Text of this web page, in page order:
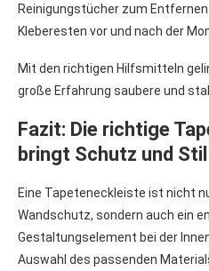
Reinigungstücher zum
Kleberesten vor und nach der
Mit den richtigen Hilfsmitteln
große Erfahrung saubere und
Fazit: Die richtige
bringt Schutz und
Eine Tapeteneckleiste ist nicht
Wandschutz, sondern auch ein
Gestaltungselement bei der
Auswahl des passenden